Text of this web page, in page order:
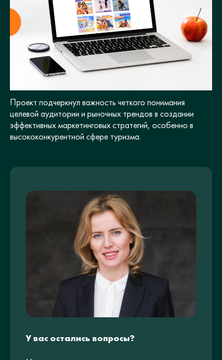
Проект подчеркнул важность четкого понимания
целевой аудитории и рыночных трендов в создании
эффективных маркетинговых стратегий, особенно в
высококонкурентной сфере туризма.
У вас остались вопросы?